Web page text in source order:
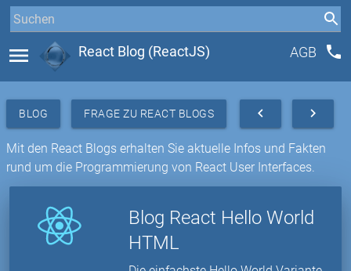
menu React Blog (ReactJS) AGB phone
BLOG FRAGE ZU REACT BLOGS navigate_next
navigate_before
Mit den React Blogs erhalten Sie aktuelle Infos und Fakten
rund um die Programmierung von React User Interfaces.
Blog React Hello World
HTML